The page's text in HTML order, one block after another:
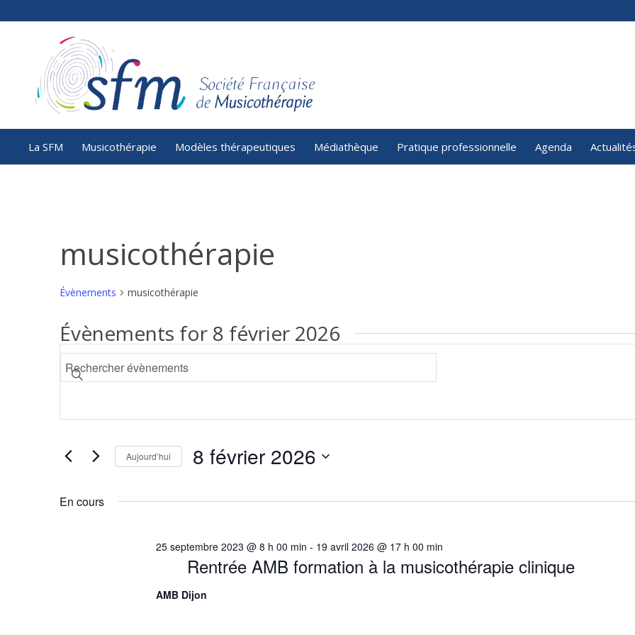
La SFM Musicothérapie Modèles thérapeutiques Médiathèque Pratique professionnelle Agenda
musicothérapie
Évènements musicothérapie
Évènements for 8 février 2026
Recherche
et
de
Évènements
Saisir
mot-
Rechercher
par
Aujourd’hui 8 février 2026
En cours
Rentrée AMB formation à la musicothérapie clinique
25 septembre 2023 @ 8 h 00 min - 19 avril 2026 @ 17 h 00 min
AMB Dijon